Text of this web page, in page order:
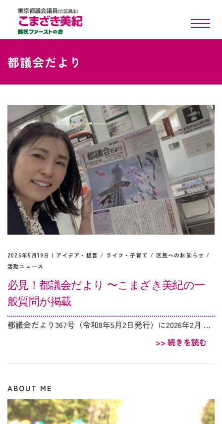
toggle
都議会だより
2026年5月19日 | アイデア・提言 / ライフ・子育て / 区民へのお知らせ /
活動ニュース
必見！都議会だより 〜こまざき美紀の一
般質問が掲載
都議会だより367号（令和8年5月2日発行）に2026年2月 …
>> 続きを読む
ABOUT ME